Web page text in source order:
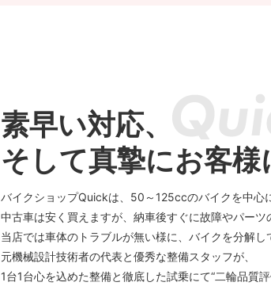
素早い対応、
そして真摯にお客
バイクショップQuickは、50～125ccのバイクを中心
中古車は安く買えますが、納車後すぐに故障やパー
当店では車体のトラブルが無い様に、バイクを分解
元機械設計技術者の代表と優秀な整備スタッフが、
1台1台心を込めた整備と徹底した試乗にて“二輪品質